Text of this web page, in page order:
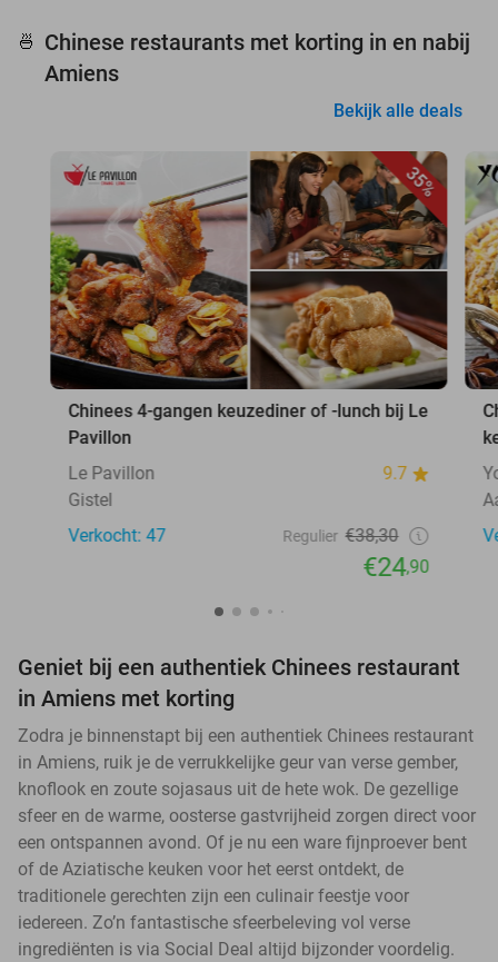
🍜
Chinese restaurants met korting in en nabij
Amiens
Bekijk alle deals
35%
Chinees 4-gangen keuzediner of -lunch bij Le
Pavillon
Le Pavillon
9.7
Gistel
Verkocht: 47
Regulier €38,30
€24,90
Geniet bij een authentiek Chinees restaurant
in Amiens met korting
Zodra je binnenstapt bij een authentiek Chinees restaurant
in Amiens, ruik je de verrukkelijke geur van verse gember,
knoflook en zoute sojasaus uit de hete wok. De gezellige
sfeer en de warme, oosterse gastvrijheid zorgen direct voor
een ontspannen avond. Of je nu een ware fijnproever bent
of de Aziatische keuken voor het eerst ontdekt, de
traditionele gerechten zijn een culinair feestje voor
iedereen. Zo’n fantastische sfeerbeleving vol verse
ingrediënten is via Social Deal altijd bijzonder voordelig.